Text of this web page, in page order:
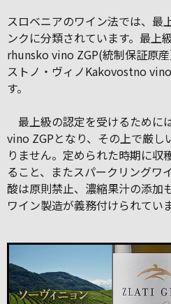
スロベニアのワイン法では、最
ンクに分類されています。最上
rhunsko vino ZGP(統制保証原
ストノ・ヴィノKakovostno
す。
最上級の認定を受けるために
vino ZGPとなり、その上で厳し
りません。定められた時期に収
ること、またスパークリングワ
酸は原則禁止、濃縮果汁の添加
ワイン製造が義務付けられていま